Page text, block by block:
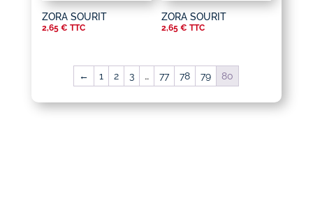
ZORA SOURIT
2,65 € TTC
ZORA SOURIT
2,65 € TTC
← 1 2 3 … 77 78 79 80